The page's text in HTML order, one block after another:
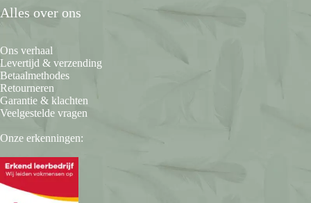
Alles over ons
Ons verhaal
Levertijd & verzending
Betaalmethodes
Retourneren
Garantie & klachten
Veelgestelde vragen
Onze erkenningen: